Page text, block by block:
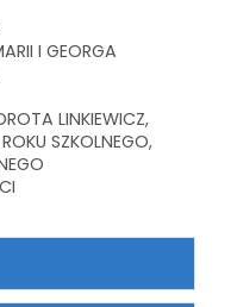
I GEORGA
LINKIEWICZ
SZKOLNEGO